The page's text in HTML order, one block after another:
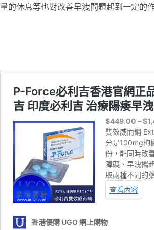
量的休息等也對改善早洩問題起到一定的